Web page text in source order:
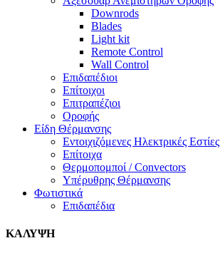
Downrods
Blades
Light kit
Remote Control
Wall Control
Επιδαπέδιοι
Επίτοιχοι
Επιτραπέζιοι
Οροφής
Είδη Θέρμανσης
Εντοιχιζόμενες Ηλεκτρικές Εστίες
Επίτοιχα
Θερμοπομποί / Convectors
Υπέρυθρης Θέρμανσης
Φωτιστικά
Επιδαπέδια
ΚΑΛΥΨΗ